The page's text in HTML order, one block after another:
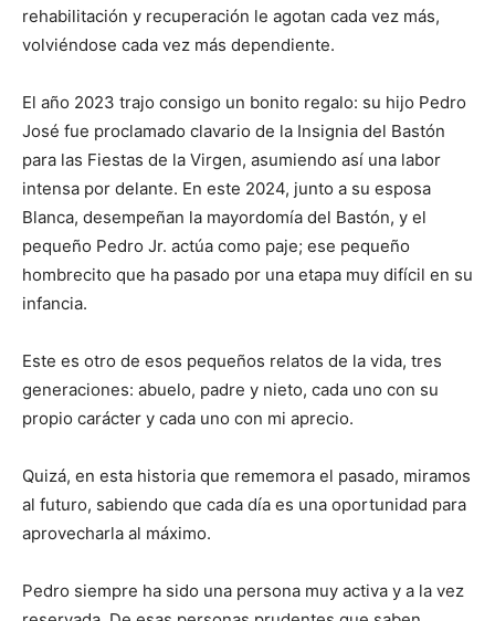
rehabilitación y recuperación le agotan cada vez más,
volviéndose cada vez más dependiente.
El año 2023 trajo consigo un bonito regalo: su hijo Pedro
José fue proclamado clavario de la Insignia del Bastón
para las Fiestas de la Virgen, asumiendo así una labor
intensa por delante. En este 2024, junto a su esposa
Blanca, desempeñan la mayordomía del Bastón, y el
pequeño Pedro Jr. actúa como paje; ese pequeño
hombrecito que ha pasado por una etapa muy difícil en su
infancia.
Este es otro de esos pequeños relatos de la vida, tres
generaciones: abuelo, padre y nieto, cada uno con su
propio carácter y cada uno con mi aprecio.
Quizá, en esta historia que rememora el pasado, miramos
al futuro, sabiendo que cada día es una oportunidad para
aprovecharla al máximo.
Pedro siempre ha sido una persona muy activa y a la vez